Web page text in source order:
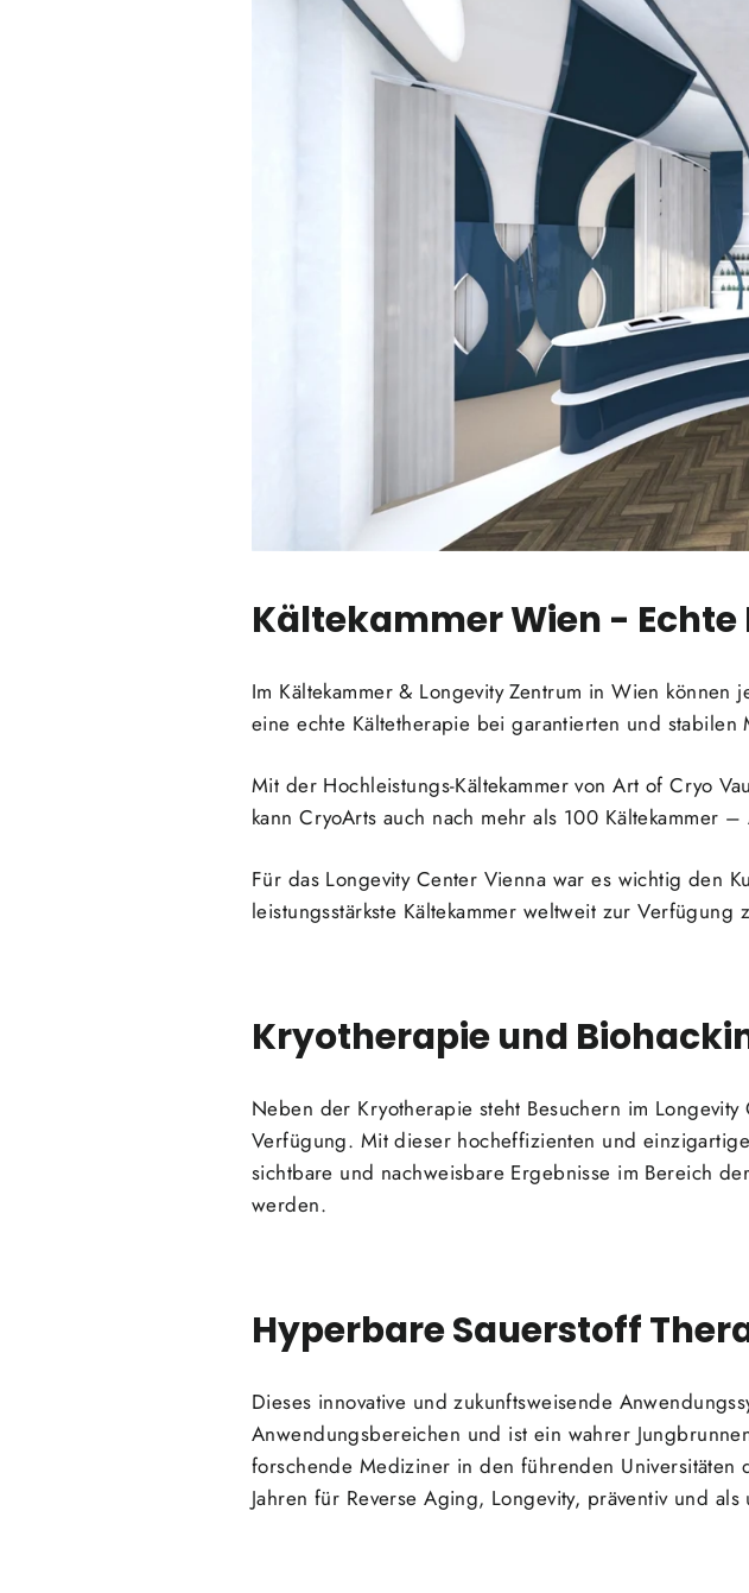
Kältekammer Wien -
Im Kältekammer & Longevity Zentrum in Wien
eine echte Kältetherapie bei garantierten und stabilen
Mit der Hochleistungs-Kältekammer von Art of Cryo
kann CryoArts auch nach mehr als 100 Kältekammer
Für das Longevity Center Vienna war es wichtig den
leistungsstärkste Kältekammer weltweit zur Verfügung
Kryotherapieund
Neben der Kryotherapie steht Besuchern im
Verfügung. Mit dieser hocheffizienten und
sichtbare und nachweisbare Ergebnisse im Bereich
werden.
Hyperbare Sauerstoff
Dieses innovative und zukunftsweisende
Anwendungsbereichen und ist ein wahrer
forschende Mediziner in den führenden
Jahren für Reverse Aging, Longevity, präventiv und